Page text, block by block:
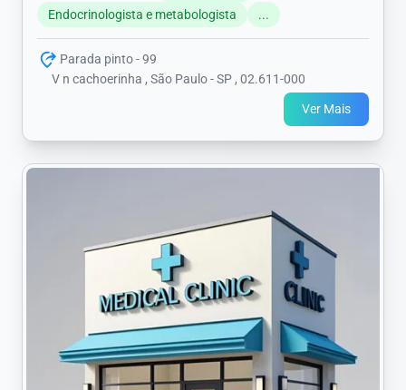
Endocrinologista e metabologista
...
Parada pinto - 99
V n cachoerinha , São Paulo - SP , 02.611-000
Ver Mais